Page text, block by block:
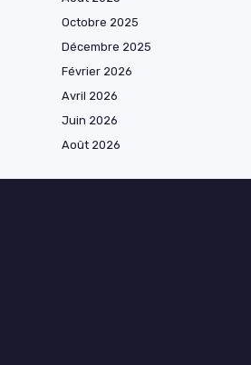
Octobre 2025
Décembre 2025
Février 2026
Avril 2026
Juin 2026
Août 2026